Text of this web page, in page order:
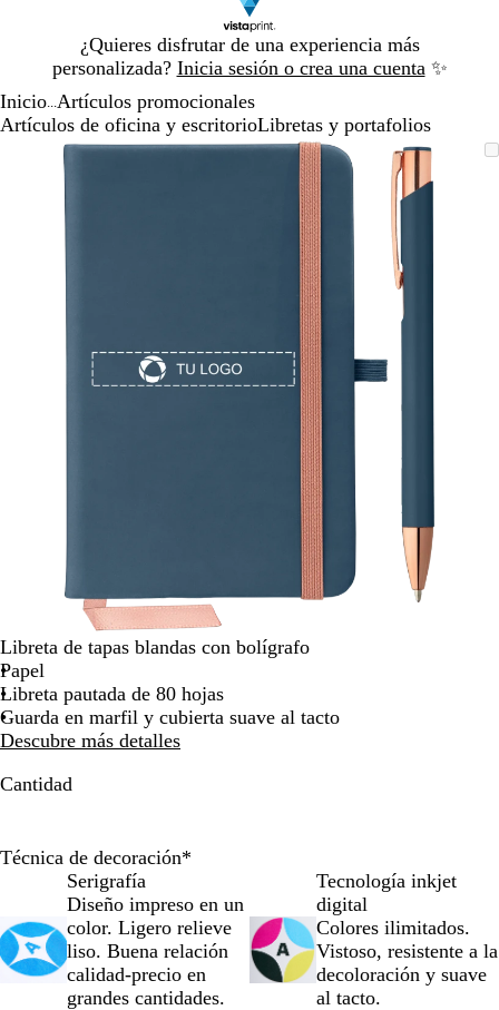
¿Quieres disfrutar de una experiencia más
personalizada? Inicia sesión o crea una cuenta ✨
1
Inicio Artículos promocionales
Artículos de oficina y escritorioLibretas y portafolios
Imagen
ampliable
Acercado
mínimo
Haz
expandir
Utiliza
ampliar
y
alejar
flechas
moverte
imagen
Diapositiva
Libreta de tapas blandas con bolígrafo
Papel
Libreta pautada de 80 hojas
Guarda en marfil y cubierta suave al tacto
Descubre más detalles
Cantidad
Técnica de decoración*
Serigrafía
Diseño impreso en un
color. Ligero relieve
liso. Buena relación
calidad-precio en
grandes cantidades.
Tecnología inkjet
digital
Colores ilimitados.
Vistoso, resistente a la
decoloración y suave
al tacto.